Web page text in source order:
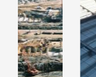
CICLO
DE